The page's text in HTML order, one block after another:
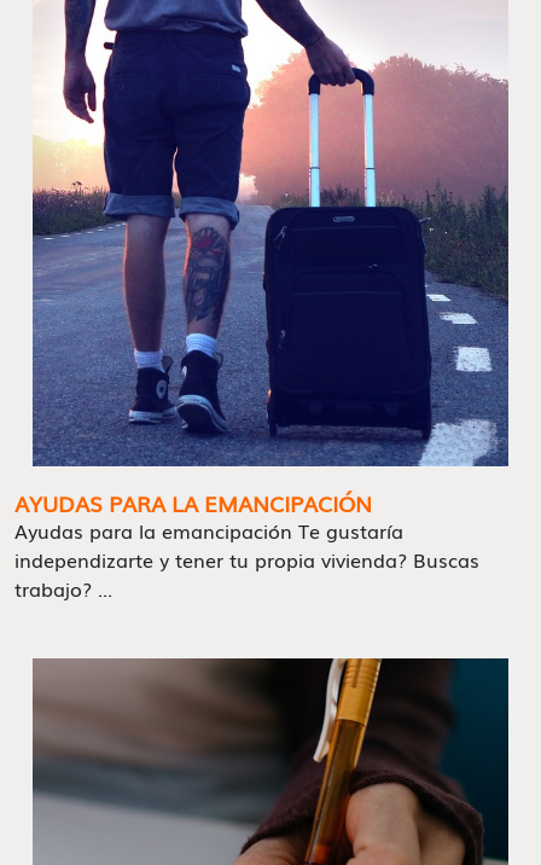
AYUDAS PARA LA EMANCIPACIÓN
Ayudas para la emancipación Te gustaría
independizarte y tener tu propia vivienda? Buscas
trabajo? ...